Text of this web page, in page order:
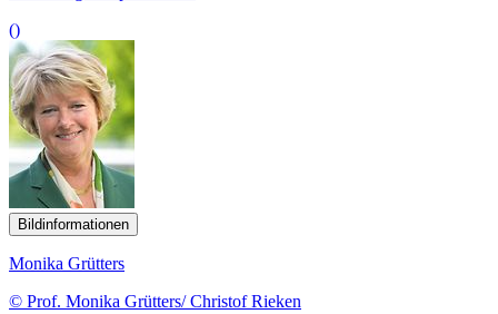
()
Bildinformationen
Monika Grütters
© Prof. Monika Grütters/ Christof Rieken